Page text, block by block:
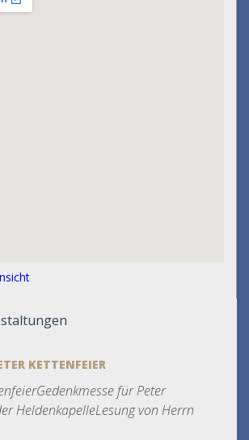
KETTENFEIER
für Peter
HeldenkapelleLesung von Herrn